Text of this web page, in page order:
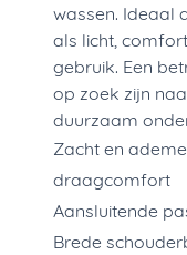
wassen. Ideaal
als licht,
gebruik. Een
op zoek zijn
duurzaam
Zacht en
draagcomfort
Aansluitende
Brede